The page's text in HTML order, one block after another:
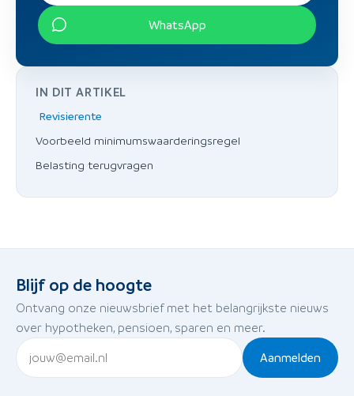
IN DIT ARTIKEL
Revisierente
Voorbeeld minimumswaarderingsregel
Belasting terugvragen
WhatsApp
Blijf op de hoogte
Ontvang onze nieuwsbrief met het belangrijkste nieuws
over hypotheken, pensioen, sparen en meer.
Aanmelden